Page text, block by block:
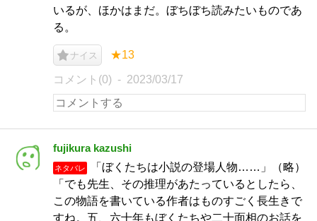
いるが、ほかはまだ。ぼちぼち読みたいものであ
る。
ナイス ★13
コメント(0) 2023/03/17
fujikura kazushi
ネタバレ
「ぼくたちは小説の登場人物……」（略）
「でも先生、その推理があたっているとしたら、
この物語を書いている作者はものすごく長生きで
すね。五、六十年もぼくたちや二十面相のお話を